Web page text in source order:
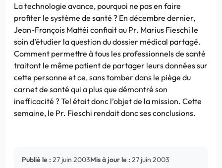
La technologie avance, pourquoi ne pas en faire
profiter le système de santé ? En décembre dernier,
Jean-François Mattéi confiait au Pr. Marius Fieschi le
soin d’étudier la question du dossier médical partagé.
Comment permettre à tous les professionnels de santé
traitant le même patient de partager leurs données sur
cette personne et ce, sans tomber dans le piège du
carnet de santé qui a plus que démontré son
inefficacité ? Tel était donc l’objet de la mission. Cette
semaine, le Pr. Fieschi rendait donc ses conclusions.
Publié le : 27 juin 2003Mis à jour le : 27 juin 2003